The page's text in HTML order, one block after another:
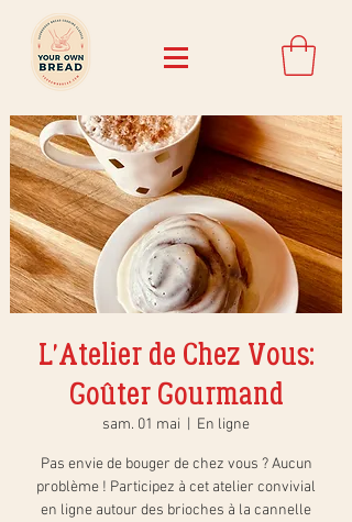
L'Atelier de Chez Vous:
Goûter Gourmand
sam. 01 mai En ligne
Pas envie de bouger de chez vous ? Aucun
problème ! Participez à cet atelier convivial
en ligne autour des brioches à la cannelle